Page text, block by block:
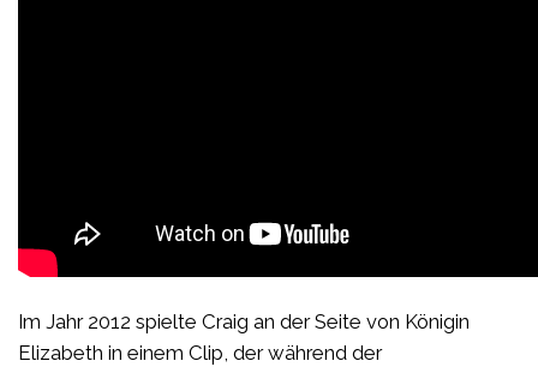
Im Jahr 2012 spielte Craig an der Seite von Königin
Elizabeth in einem Clip, der während der